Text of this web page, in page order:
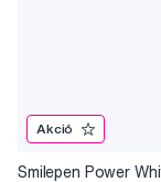
Akció
Smilepen Power